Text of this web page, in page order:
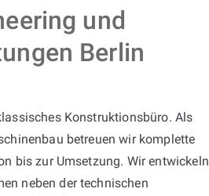
und
Berlin
Konstruktionsbüro. Als
betreuen wir komplette
bis zur Umsetzung. Wir entwickeln
neben der technischen